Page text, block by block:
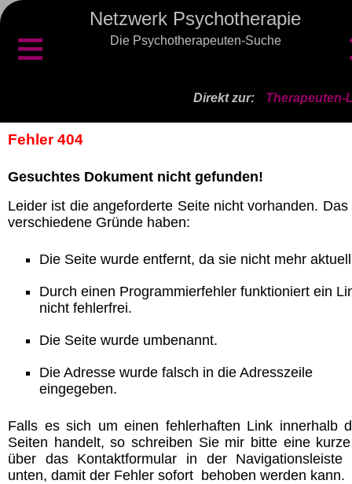
Netzwerk Psychotherapie
Die Psychotherapeuten-Suche
≡
Direkt zur: Therapeuten-
Fehler 404
Gesuchtes Dokument nicht gefunden!
Leider ist die angeforderte Seite nicht vorhanden. Das
verschiedene Gründe haben:
Die Seite wurde entfernt, da sie nicht mehr
Durch einen Programmierfehler funktioniert ein
nicht fehlerfrei.
Die Seite wurde umbenannt.
Die Adresse wurde falsch in die Adresszeile
eingegeben.
Falls es sich um einen fehlerhaften Link innerhalb
Seiten handelt, so schreiben Sie mir bitte eine
über das Kontaktformular in der Navigationsleiste
unten, damit der Fehler sofort behoben werden kann.